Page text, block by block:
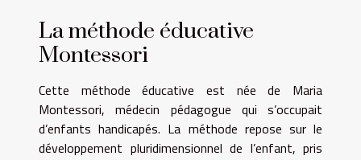
La méthode éducative
Montessori
Cette méthode éducative est née de Maria
Montessori, médecin pédagogue qui s’occupait
d’enfants handicapés. La méthode repose sur le
développement pluridimensionnel de l’enfant, pris